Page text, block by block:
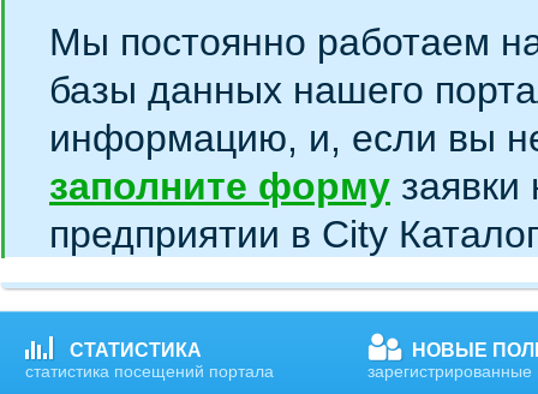
Мы постоянно работаем
базы данных нашего
информацию, и, если вы
заполните форму
предприятии в City
СТАТИСТИКА
статистика посещений портала
НОВЫЕ
зарегистрированные